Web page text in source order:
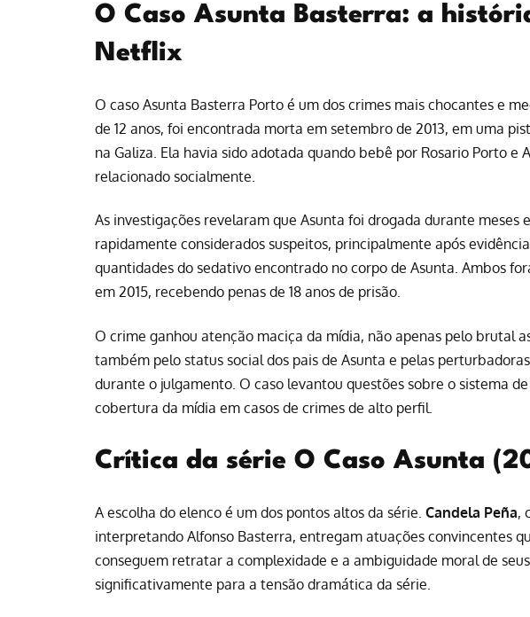
O Caso Asunta Basterra: a
Netflix
O caso Asunta Basterra Porto é um dos crimes mais chocantes e
de 12 anos, foi encontrada morta em setembro de 2013, em uma
na Galiza. Ela havia sido adotada quando bebê por Rosario Porto e
relacionado socialmente.
As investigações revelaram que Asunta foi drogada durante meses
rapidamente considerados suspeitos, principalmente após
quantidades do sedativo encontrado no corpo de Asunta. Ambos
em 2015, recebendo penas de 18 anos de prisão.
O crime ganhou atenção maciça da mídia, não apenas pelo brutal
também pelo status social dos pais de Asunta e pelas
durante o julgamento. O caso levantou questões sobre o sistema
cobertura da mídia em casos de crimes de alto perfil.
Crítica da série O Caso Asunta
A escolha do elenco é um dos pontos altos da série. Candela Peña,
interpretando Alfonso Basterra, entregam atuações convincentes
conseguem retratar a complexidade e a ambiguidade moral de
significativamente para a tensão dramática da série.